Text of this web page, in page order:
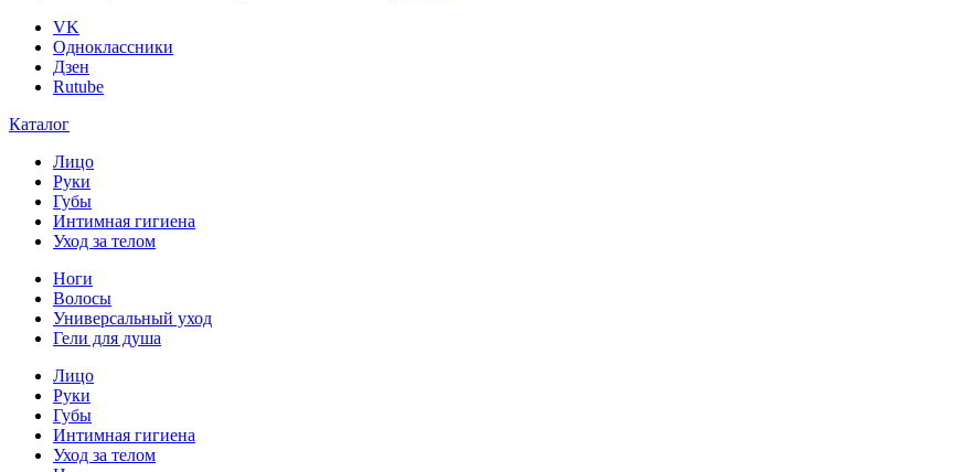
VK
Одноклассники
Дзен
Rutube
Каталог
Лицо
Руки
Губы
Интимная гигиена
Уход за телом
Ноги
Волосы
Универсальный уход
Гели для душа
Лицо
Руки
Губы
Интимная гигиена
Уход за телом